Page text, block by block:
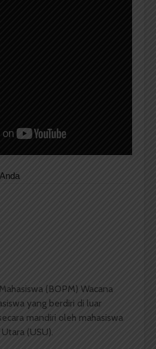
(BOPM) Wacana
yang berdiri di luar
mandiri oleh mahasiswa
(USU).